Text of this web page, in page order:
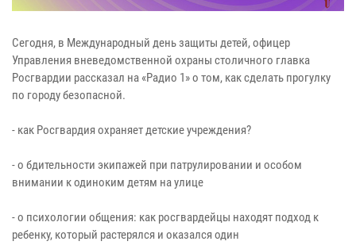
Сегодня, в Международный день защиты детей, офицер
Управления вневедомственной охраны столичного главка
Росгвардии рассказал на «Радио 1» о том, как сделать прогулку
по городу безопасной.
- как Росгвардия охраняет детские учреждения?
- о бдительности экипажей при патрулировании и особом
внимании к одиноким детям на улице
- о психологии общения: как росгвардейцы находят подход к
ребенку, который растерялся и оказался один